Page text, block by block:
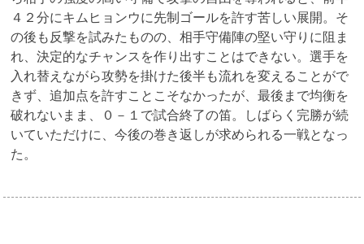
４２分にキムヒョンウに先制ゴールを許す苦しい展開。そ
の後も反撃を試みたものの、相手守備陣の堅い守りに阻ま
れ、決定的なチャンスを作り出すことはできない。選手を
入れ替えながら攻勢を掛けた後半も流れを変えることがで
きず、追加点を許すことこそなかったが、最後まで均衡を
破れないまま、０－１で試合終了の笛。しばらく完勝が続
いていただけに、今後の巻き返しが求められる一戦となっ
た。